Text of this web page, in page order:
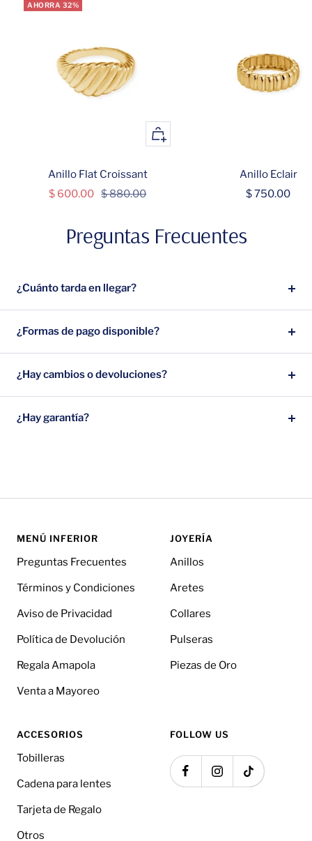
AHORRA 32%
+
Anillo Flat Croissant
Precio
venta
$ 600.00 Precio
$ 880.00
Anillo Eclair
Precio
$ 750.00
Preguntas Frecuentes
¿Cuánto tarda en llegar?
¿Formas de pago disponible?
¿Hay cambios o devoluciones?
¿Hay garantía?
MENÚ INFERIOR
Preguntas Frecuentes
Términos y Condiciones
Aviso de Privacidad
Política de Devolución
Regala Amapola
Venta a Mayoreo
JOYERÍA
Anillos
Aretes
Collares
Pulseras
Piezas de Oro
ACCESORIOS
Tobilleras
Cadena para lentes
Tarjeta de Regalo
Otros
FOLLOW US